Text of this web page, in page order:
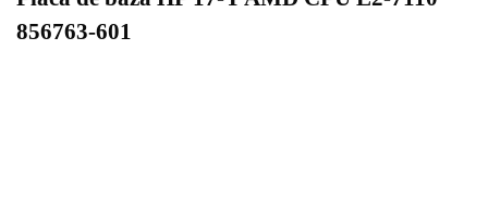
856763-601